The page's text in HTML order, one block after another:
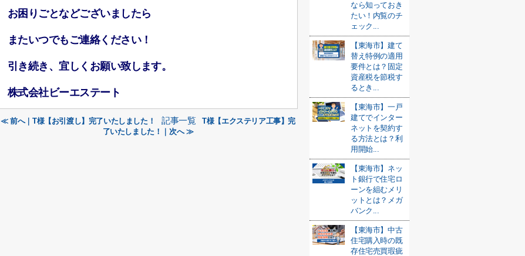
お困りごとなどございましたら
またいつでもご連絡ください！
引き続き、宜しくお願い致します。
株式会社ビーエステート
≪ 前へ｜T様【お引渡し】完了いたしました！ 記事一覧
T様【エクステリア工事】完
了いたしました！｜次へ ≫
なら知っておき
たい！内覧のチ
ェック...
【東海市】建て
替え特例の適用
要件とは？固定
資産税を節税す
るとき...
【東海市】一戸
建てでインター
ネットを契約す
る方法とは？利
用開始...
【東海市】ネッ
ト銀行で住宅ロ
ーンを組むメリ
ットとは？メガ
バンク...
【東海市】中古
住宅購入時の既
存住宅売買瑕疵